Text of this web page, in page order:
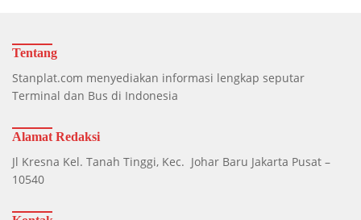
Tentang
Stanplat.com menyediakan informasi lengkap seputar
Terminal dan Bus di Indonesia
Alamat Redaksi
Jl Kresna Kel. Tanah Tinggi, Kec. Johar Baru Jakarta Pusat –
10540